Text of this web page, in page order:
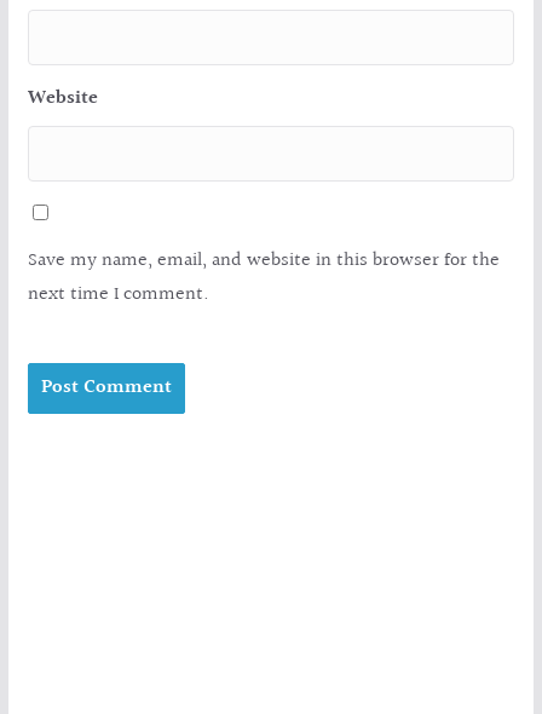
Website
Save my name, email, and website in this browser for the
next time I comment.